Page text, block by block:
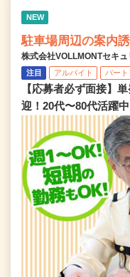
NEW
駐車場周辺の案内
株式会社VOLLMONTセキ
注目 アルバイト パート
【応募者必ず面接】
迎！20代〜80代活躍